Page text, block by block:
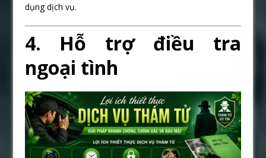
dụng dịch vụ.
4. Hỗ trợ điều tra
ngoại tình